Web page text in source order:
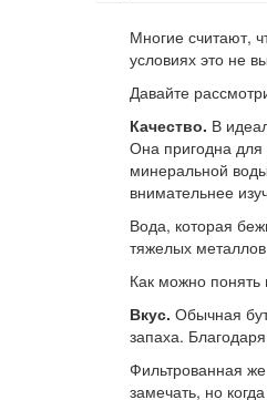
Многие считают,
условиях это не
Давайте
Качество. В
Она пригодна для
минеральной
внимательнее
Вода, которая
тяжелых
Как можно понять
Вкус. Обычная
запаха.
Фильтрованная
замечать, но